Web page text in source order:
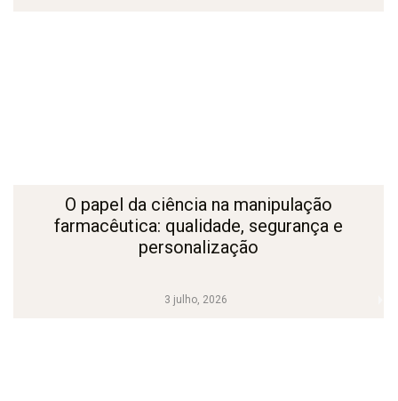
3 julho, 2026
O papel da ciência na manipulação
farmacêutica: qualidade, segurança e
personalização